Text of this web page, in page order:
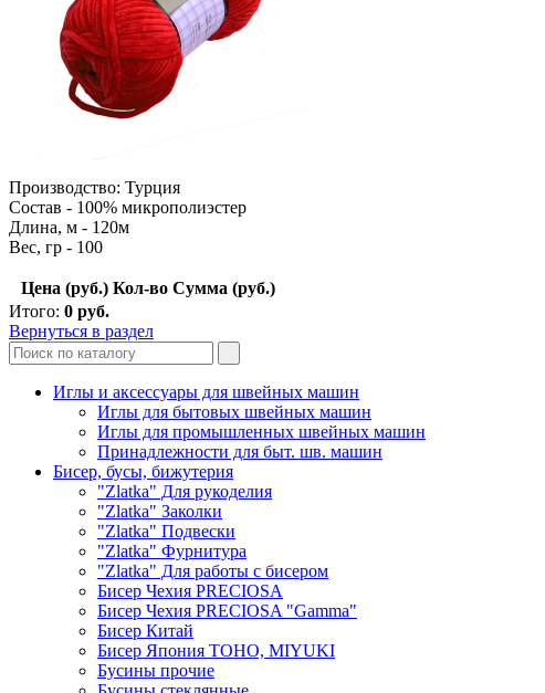
Производство: Турция
Состав - 100% микрополиэстер
Длина, м - 120м
Вес, гр - 100
Цена (руб.) Кол-во Сумма (руб.)
Итого: 0 руб.
Вернуться в раздел
Иглы и аксессуары для швейных машин
Иглы для бытовых швейных машин
Иглы для промышленных швейных машин
Принадлежности для быт. шв. машин
Бисер, бусы, бижутерия
"Zlatka" Для рукоделия
"Zlatka" Заколки
"Zlatka" Подвески
"Zlatka" Фурнитура
"Zlatka" Для работы с бисером
Бисер Чехия PRECIOSA
Бисер Чехия PRECIOSA "Gamma"
Бисер Китай
Бисер Япония TOHO, MIYUKI
Бусины прочие